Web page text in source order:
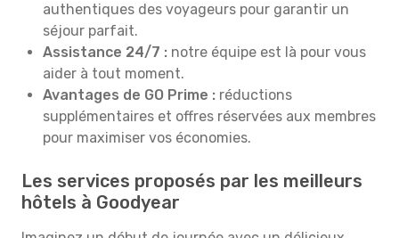
authentiques des voyageurs pour garantir un
séjour parfait.
Assistance 24/7 : notre équipe est là pour vous
aider à tout moment.
Avantages de GO Prime : réductions
supplémentaires et offres réservées aux membres
pour maximiser vos économies.
Les services proposés par les meilleurs
hôtels à Goodyear